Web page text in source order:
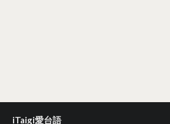
iTaigi愛台語